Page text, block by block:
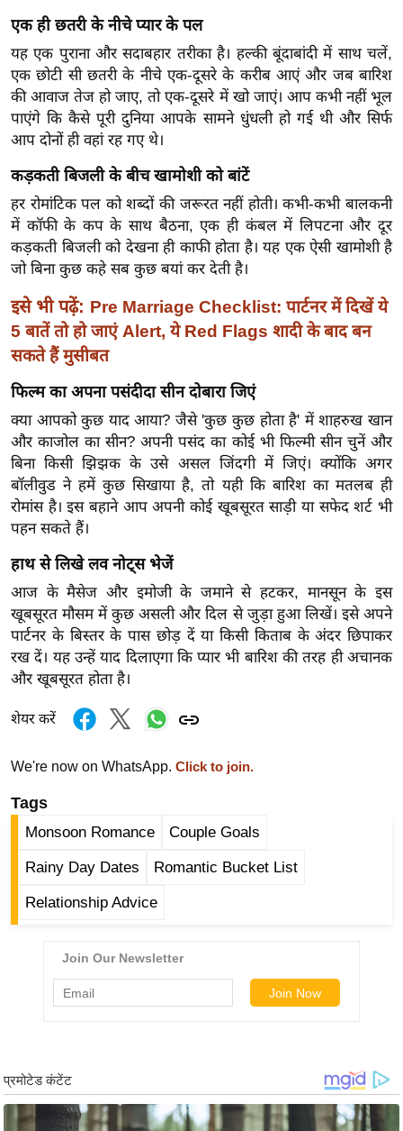
फ
म
नो
रं
ज
ज
ग
त
बॉ
ली
वु
ड
हॉ
वु
ड
फि
ल्म
स
मी
B
r
e
a
k
i
n
N
w
s
ला
फ
जी
ब्यू
टी
एक ही छतरी के नीचे प्यार के पल
यह एक पुराना और सदाबहार तरीका है। हल्की बूंदाबांदी में साथ चलें,
एक छोटी सी छतरी के नीचे एक-दूसरे के करीब आएं और जब बारिश
की आवाज तेज हो जाए, तो एक-दूसरे में खो जाएं। आप कभी नहीं भूल
पाएंगे कि कैसे पूरी दुनिया आपके सामने धुंधली हो गई थी और सिर्फ
आप दोनों ही वहां रह गए थे।
कड़कती बिजली के बीच खामोशी को बांटें
हर रोमांटिक पल को शब्दों की जरूरत नहीं होती। कभी-कभी बालकनी
में कॉफी के कप के साथ बैठना, एक ही कंबल में लिपटना और दूर
कड़कती बिजली को देखना ही काफी होता है। यह एक ऐसी खामोशी है
जो बिना कुछ कहे सब कुछ बयां कर देती है।
इसे भी पढ़ें: Pre Marriage Checklist: पार्टनर में दिखें ये
5 बातें तो हो जाएं Alert, ये Red Flags शादी के बाद बन
सकते हैं मुसीबत
फिल्म का अपना पसंदीदा सीन दोबारा जिएं
क्या आपको कुछ याद आया? जैसे 'कुछ कुछ होता है' में शाहरुख खान
और काजोल का सीन? अपनी पसंद का कोई भी फिल्मी सीन चुनें और
बिना किसी झिझक के उसे असल जिंदगी में जिएं। क्योंकि अगर
बॉलीवुड ने हमें कुछ सिखाया है, तो यही कि बारिश का मतलब ही
रोमांस है। इस बहाने आप अपनी कोई खूबसूरत साड़ी या सफेद शर्ट भी
पहन सकते हैं।
हाथ से लिखे लव नोट्स भेजें
आज के मैसेज और इमोजी के जमाने से हटकर, मानसून के इस
खूबसूरत मौसम में कुछ असली और दिल से जुड़ा हुआ लिखें। इसे अपने
पार्टनर के बिस्तर के पास छोड़ दें या किसी किताब के अंदर छिपाकर
रख दें। यह उन्हें याद दिलाएगा कि प्यार भी बारिश की तरह ही अचानक
और खूबसूरत होता है।
शेयर करें
We're now on WhatsApp. Click to join.
Tags
Monsoon Romance Couple Goals
Rainy Day Dates Romantic Bucket List
Relationship Advice